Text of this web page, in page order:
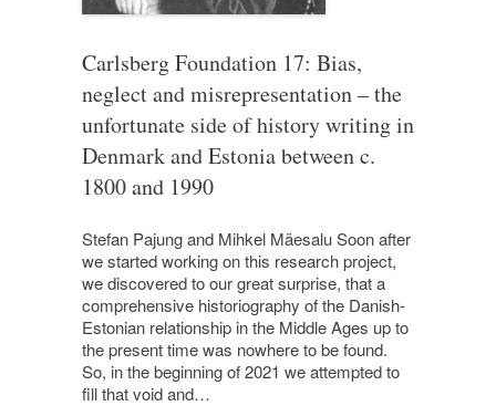
Carlsberg Foundation 17: Bias,
neglect and misrepresentation – the
unfortunate side of history writing in
Denmark and Estonia between c.
1800 and 1990
Stefan Pajung and Mihkel Mäesalu Soon after
we started working on this research project,
we discovered to our great surprise, that a
comprehensive historiography of the Danish-
Estonian relationship in the Middle Ages up to
the present time was nowhere to be found.
So, in the beginning of 2021 we attempted to
fill that void and…